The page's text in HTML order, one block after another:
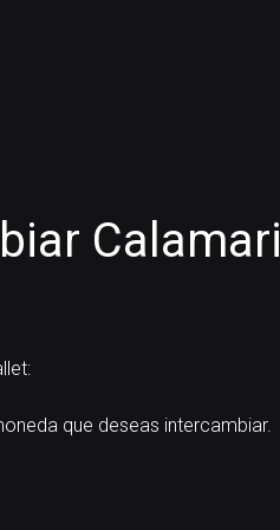
Calamari
que deseas intercambiar.